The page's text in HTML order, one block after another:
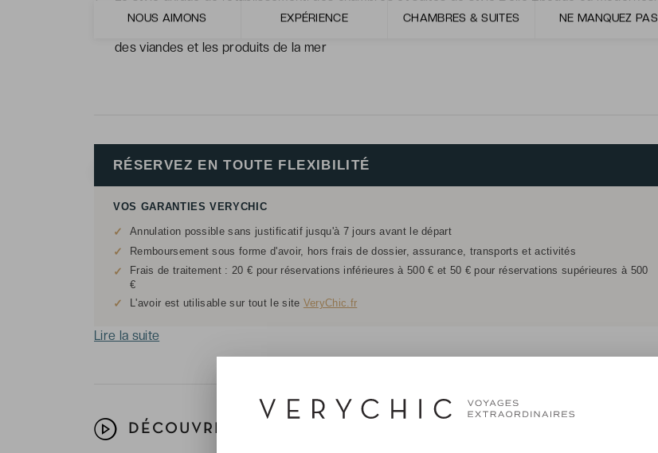
NOUS AIMONS EXPÉRIENCE CHAMBRES & SUITES NE MANQUEZ PAS
L'élégant restaurant "Le Siècle" qui propose une carte bien balancée entre les saveurs délicates
des viandes et les produits de la mer
DÉCOUVREZ VOTRE HÔTEL EN VIDÉO
RÉSERVEZ EN TOUTE FLEXIBILITÉ
VOS GARANTIES VERYCHIC
✓ Annulation possible sans justificatif jusqu'à 7 jours avant le départ
✓ Remboursement sous forme d'avoir, hors frais de dossier, assurance, transports et activités
✓
Frais de traitement : 20 € pour réservations inférieures à 500 € et 50 € pour réservations supérieures à 500
€
✓ L'avoir est utilisable sur tout le site VeryChic.fr
Lire la suite